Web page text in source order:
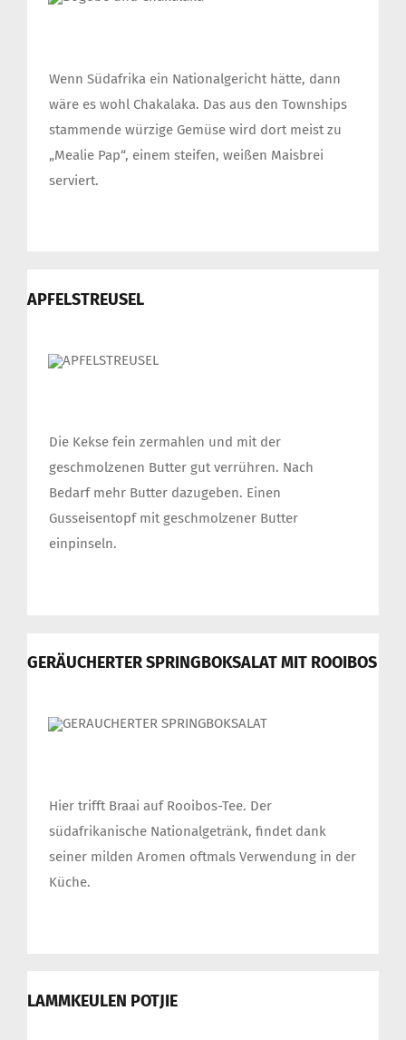
Wenn Südafrika ein Nationalgericht hätte, dann
wäre es wohl Chakalaka. Das aus den Townships
stammende würzige Gemüse wird dort meist zu
„Mealie Pap“, einem steifen, weißen Maisbrei
serviert.
APFELSTREUSEL
Die Kekse fein zermahlen und mit der
geschmolzenen Butter gut verrühren. Nach
Bedarf mehr Butter dazugeben. Einen
Gusseisentopf mit geschmolzener Butter
einpinseln.
GERÄUCHERTER SPRINGBOKSALAT MIT ROOIBOS
Hier trifft Braai auf Rooibos-Tee. Der
südafrikanische Nationalgetränk, findet dank
seiner milden Aromen oftmals Verwendung in der
Küche.
LAMMKEULEN POTJIE